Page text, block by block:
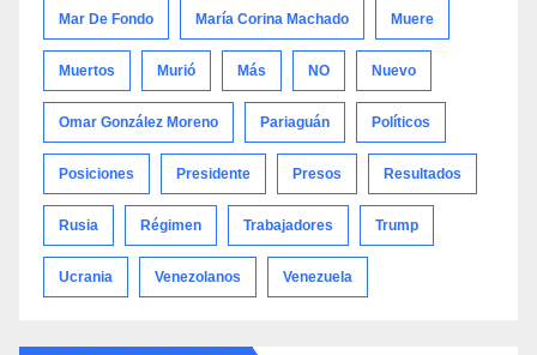
Mar De Fondo María Corina Machado Muere
Muertos Murió Más NO Nuevo
Omar González Moreno Pariaguán Políticos
Posiciones Presidente Presos Resultados
Rusia Régimen Trabajadores Trump
Ucrania Venezolanos Venezuela